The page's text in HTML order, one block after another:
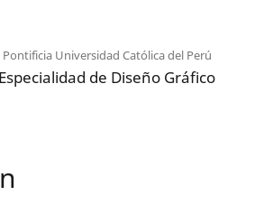
Pontificia Universidad Católica del Perú
de Diseño Gráfico